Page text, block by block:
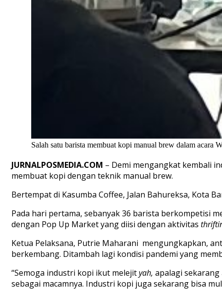
Salah satu barista membuat kopi manual brew dalam acara
JURNALPOSMEDIA.COM – Demi mengangkat kembali
membuat kopi dengan teknik manual brew.
Bertempat di Kasumba Coffee, Jalan Bahureksa, Kota
Pada hari pertama, sebanyak 36 barista berkompetisi
dengan Pop Up Market yang diisi dengan aktivitas
Ketua Pelaksana, Putrie Maharani mengungkapkan,
berkembang. Ditambah lagi kondisi pandemi yang
“Semoga industri kopi ikut melejityah, apalagi
sebagai macamnya. Industri kopi juga sekarang bisa